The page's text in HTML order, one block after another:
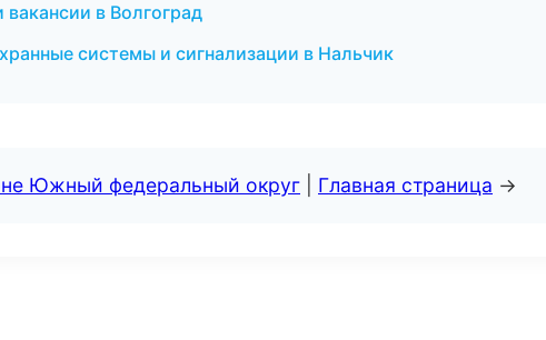
в Волгоград
системы и сигнализации в Нальчик
Южный федеральный округ Главная страница →